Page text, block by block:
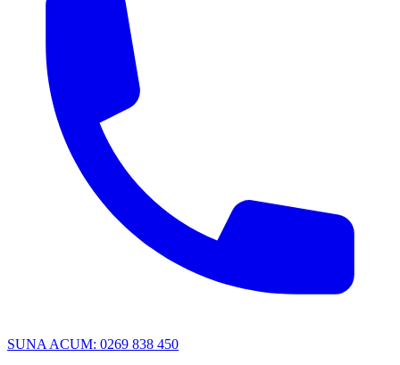
SUNA ACUM: 0269 838 450